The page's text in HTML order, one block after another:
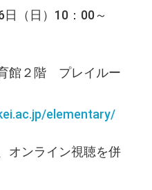
（日）10：00～
２階 プレイルー
elementary/
オンライン視聴を併